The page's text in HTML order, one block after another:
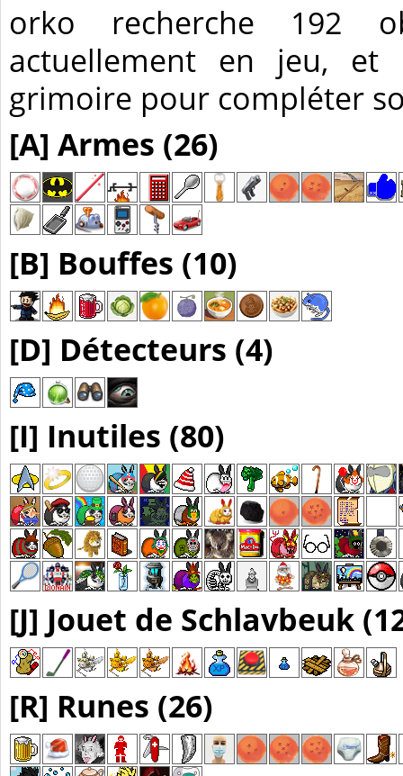
orko recherche 192
actuellement en jeu, et
grimoire pour compléter
[A] Armes (26)
[B] Bouffes (10)
[D] Détecteurs (4)
[I] Inutiles (80)
[J] Jouet de Schlavbeuk
[R] Runes (26)